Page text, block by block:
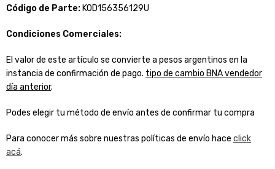
Código de Parte: KOD156356129U
Condiciones Comerciales:
El valor de este artículo se convierte a pesos argentinos en la
instancia de confirmación de pago. tipo de cambio BNA vendedor
día anterior.
Podes elegir tu método de envío antes de confirmar tu compra
Para conocer más sobre nuestras políticas de envío hace click
acá.